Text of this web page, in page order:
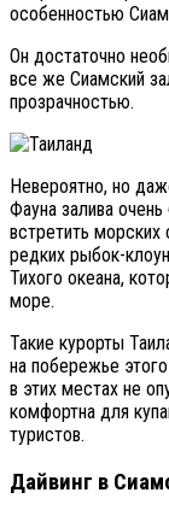
особенностью
Он достаточно
все же Сиамский
прозрачностью.
Невероятно, но
Фауна залива
встретить морских
редких рыбок-
Тихого океана,
море.
Такие курорты
на побережье
в этих местах не
комфортна для
туристов.
Дайвинг в